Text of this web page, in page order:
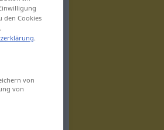
den Cookies
.
von
von